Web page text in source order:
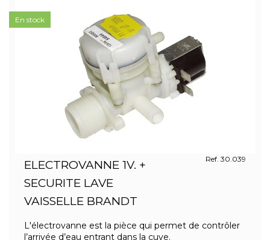
ELECTROVANNE 1V. +
SECURITE LAVE
VAISSELLE BRANDT
Ref. 30.039
L'électrovanne est la pièce qui permet de contrôler
l’arrivée d’eau entrant dans la cuve.
En stock